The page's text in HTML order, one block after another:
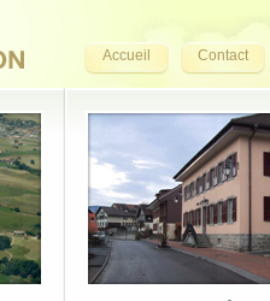
Accueil Contact